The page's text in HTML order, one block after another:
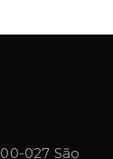
027 São